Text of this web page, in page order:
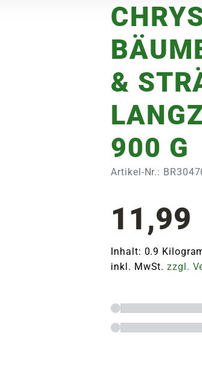
&
900 G
Artikel-Nr.:
11,99
Inhalt: 0.9
inkl. MwSt.zzgl.